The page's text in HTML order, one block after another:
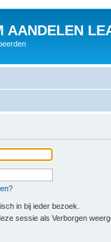
AANDELEN
in bij ieder bezoek.
sessie als Verborgen